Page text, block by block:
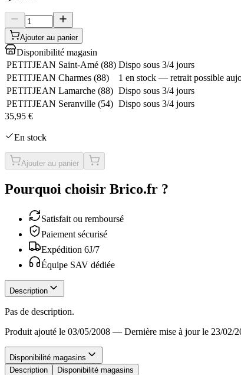
Ajouter au panier
Disponibilité magasin
PETITJEAN Saint-Amé (88) Dispo sous 3/4 jours
PETITJEAN Charmes (88)
1 en stock — retrait possible
PETITJEAN Lamarche (88) Dispo sous 3/4 jours
PETITJEAN Seranville (54) Dispo sous 3/4 jours
35,95 €
En stock
Ajouter au panier
Pourquoi choisir Brico.fr ?
Satisfait ou remboursé
Paiement sécurisé
Expédition 6J/7
Équipe SAV dédiée
Description
Pas de description.
Produit ajouté le 03/05/2008 — Dernière mise à jour le 23/02/
Disponibilité magasins
Description
Disponibilité magasins